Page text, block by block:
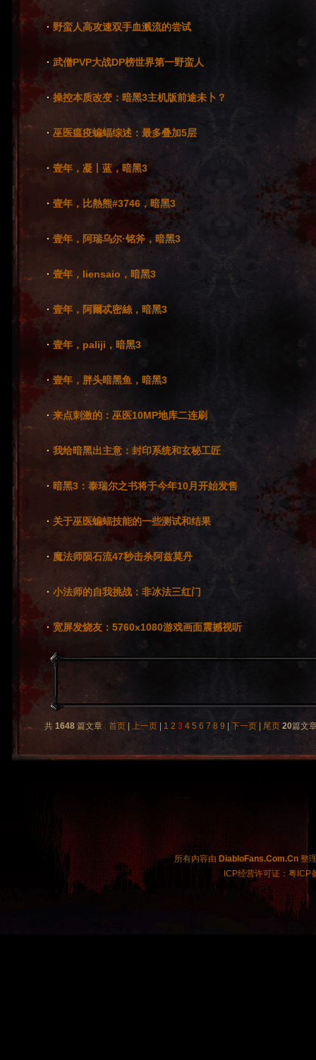
· 野蛮人高攻速双手血溅流的尝试
· 武僧PVP大战DP榜世界第一野蛮人
·操控本质改变：暗黑3主机版前途未卜？
· 巫医瘟疫蝙蝠综述：最多叠加5层
· 壹年，凝丨蓝，暗黑3
· 壹年，比熱熊#3746，暗黑3
· 壹年，阿瑞乌尔·铭斧，暗黑3
· 壹年，liensaio，暗黑3
·壹年，阿爾忒密絲，暗黑3
· 壹年，paliji，暗黑3
· 壹年，胖头暗黑鱼，暗黑3
· 来点刺激的：巫医10MP地库二连刷
·我给暗黑出主意：封印系统和玄秘工匠
· 暗黑3：泰瑞尔之书将于今年10月开始发售
· 关于巫医蝙蝠技能的一些测试和结果
·魔法师陨石流47秒击杀阿兹莫丹
· 小法师的自我挑战：非冰法三红门
· 宽屏发烧友：5760x1080游戏画面震撼视听
共1648 篇文章首页 |上一页 1 2 3 4 5 6 7 8 9 |下一页 尾页 20篇文
所有内容由 DiabloFans.Com.Cn 整
ICP经营许可证：粤